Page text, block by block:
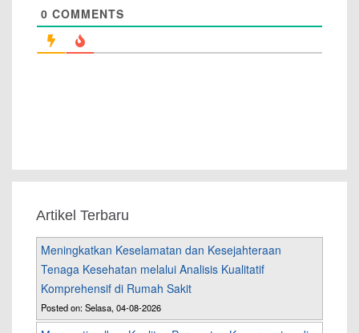
0 COMMENTS
Artikel Terbaru
Meningkatkan Keselamatan dan Kesejahteraan
Tenaga Kesehatan melalui Analisis Kualitatif
Komprehensif di Rumah Sakit
Posted on: Selasa, 04-08-2026